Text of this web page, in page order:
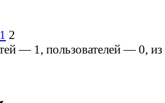
1 2
— 1, пользователей —0,